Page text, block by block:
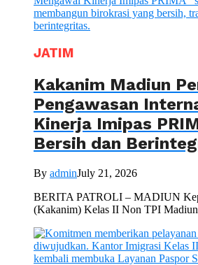
JATIM
Kakanim Madiun
Pengawasan
Kinerja Imipas
Bersih dan
By adminJuly 21, 2026
BERITA PATROLI – MADIUN
(Kakanim) Kelas II Non TPI Madiun